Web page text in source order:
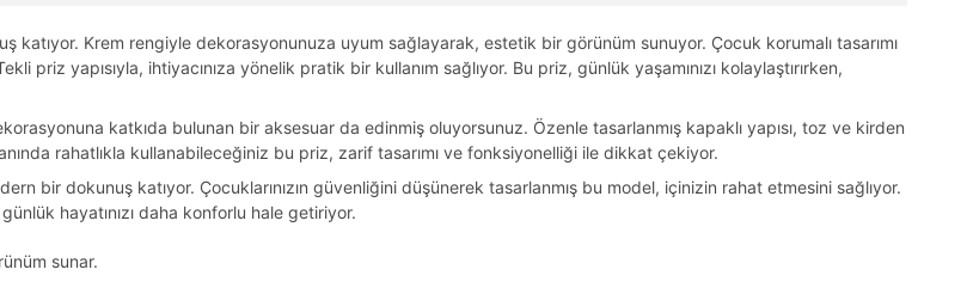
katıyor. Krem rengiyle dekorasyonunuza uyum sağlayarak, estetik bir görünüm sunuyor. Çocuk korumalı tasarımı
yapısıyla, ihtiyacınıza yönelik pratik bir kullanım sağlıyor. Bu priz, günlük yaşamınızı kolaylaştırırken,
katkıda bulunan bir aksesuar da edinmiş oluyorsunuz. Özenle tasarlanmış kapaklı yapısı, toz ve kirden
rahatlıkla kullanabileceğiniz bu priz, zarif tasarımı ve fonksiyonelliği ile dikkat çekiyor.
bir dokunuş katıyor. Çocuklarınızın güvenliğini düşünerek tasarlanmış bu model, içinizin rahat etmesini sağlıyor.
hayatınızı daha konforlu hale getiriyor.
sunar.